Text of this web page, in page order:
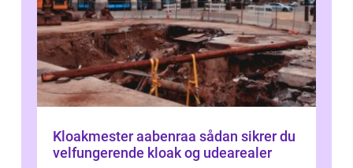
Kloakmester aabenraa sådan sikrer du
velfungerende kloak og udearealer